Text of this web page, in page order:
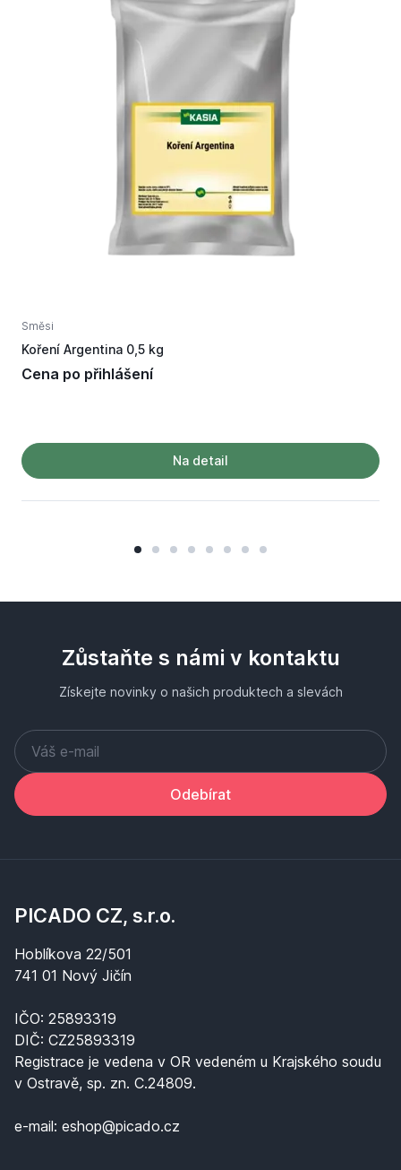
Směsi
Koření Argentina 0,5 kg
Cena po přihlášení
Na detail
Zůstaňte s námi v kontaktu
Získejte novinky o našich produktech a slevách
Odebírat
PICADO CZ, s.r.o.
Hoblíkova 22/501
741 01 Nový Jičín
IČO: 25893319
DIČ: CZ25893319
Registrace je vedena v OR vedeném u Krajského soudu
v Ostravě, sp. zn. C.24809.
e-mail: eshop@picado.cz